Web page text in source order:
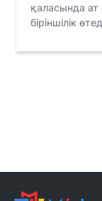
қаласында
біріншілік